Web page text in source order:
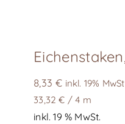
8,33€ inkl. 19% MwSt
33,32€ /4 m
inkl. 19 % MwSt.